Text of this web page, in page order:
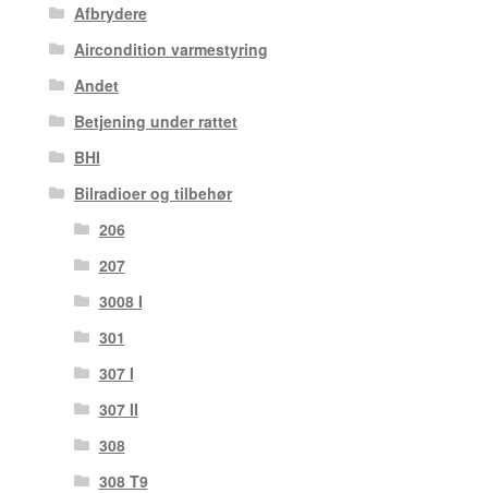
Afbrydere
Aircondition varmestyring
Andet
Betjening under rattet
BHI
Bilradioer og tilbehør
206
207
3008 I
301
307 I
307 II
308
308 T9